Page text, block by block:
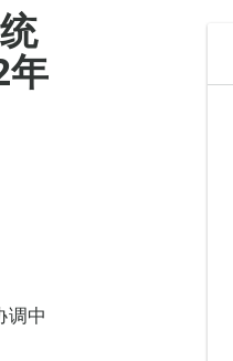
年
调中